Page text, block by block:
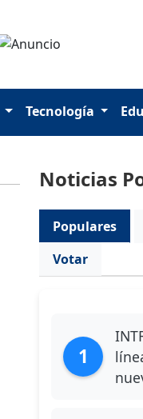
Tecnología
Noticias
Populares
Votar
1